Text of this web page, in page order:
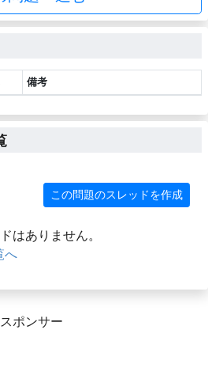
備考
この問題のスレッドを作成
はありません。
へ
スポンサー